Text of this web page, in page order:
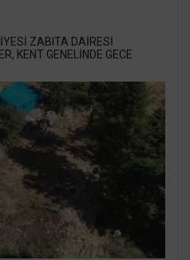
ZABITA DAİRESİ
KENT GENELİNDE GECE